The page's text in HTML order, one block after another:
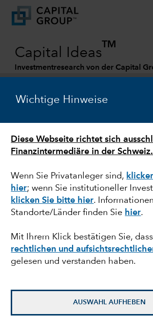
Wichtige Hinweise
Diese Webseite richtet sich
Finanzintermediäre in der Schweiz.
Wenn Sie Privatanleger sind,
hier; wenn Sie institutioneller
klicken Sie bitte hier.
Standorte/Länder finden Sie hier.
Mit Ihrem Klick bestätigen Sie,
rechtlichen und
gelesen und verstanden haben.
AUSWAHL AUFHEBEN
Capital Ideas
TM
Investmentresearch von der Capital
AUSBLICK
Aktienmarktausblick:
Zeit für